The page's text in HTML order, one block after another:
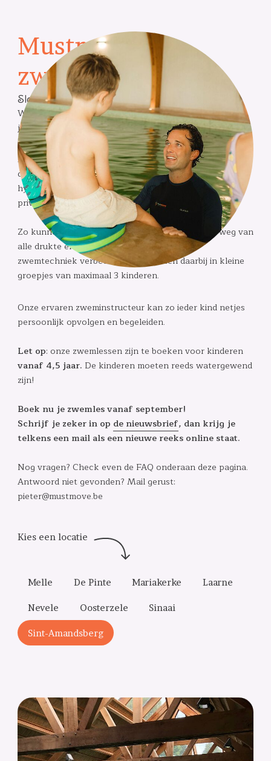
Mustmove
zwemlessen
Sla je schoolslag!
Wil je graag leren zwemmen in Gent en omstreken? Sla
je schoolslag met Mustmove!
Mustmove geeft zwemlessen op diverse fijne locaties,
die speciaal zijn geselecteerd op veiligheid, comfort en
hygiëne. We kiezen daarbij telkens bewust voor
privézwembaden.
Zo kunnen kinderen op een ontspannen manier, weg van
alle drukte en in ideale omstandigheden hun
zwemtechniek verbeteren. We werken daarbij in kleine
groepjes van maximaal 3 kinderen.
Onze ervaren zweminstructeur kan zo ieder kind netjes
persoonlijk opvolgen en begeleiden.
Let op: onze zwemlessen zijn te boeken voor kinderen
vanaf 4,5 jaar. De kinderen moeten reeds watergewend
zijn!
Boek nu je zwemles vanaf september!
Schrijf je zeker in op de nieuwsbrief, dan krijg je
telkens een mail als een nieuwe reeks online staat.
Nog vragen? Check even de FAQ onderaan deze pagina.
Antwoord niet gevonden? Mail gerust:
pieter@mustmove.be
Melle De Pinte Mariakerke Laarne
Nevele Oosterzele Sinaai
Sint-Amandsberg